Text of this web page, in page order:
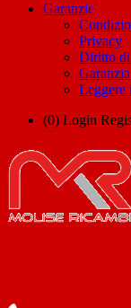
Garanzie
Privacy
Diritto di
Leggere
(0) Login